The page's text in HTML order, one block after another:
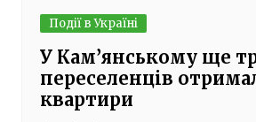
Події в Україні
У Кам’янському ще
переселенців
квартири